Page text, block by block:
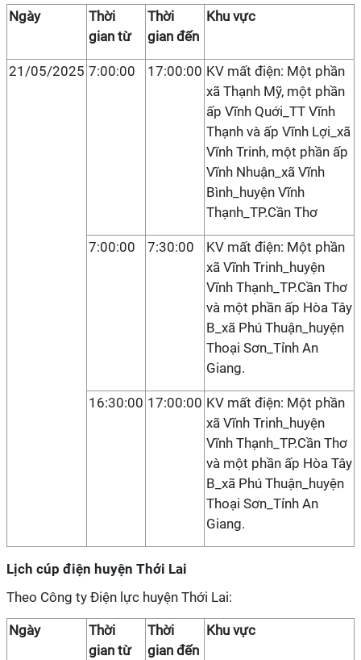
Ngày
Thời
gian từ
Thời
gian đến
Khu vực
21/05/2025 7:00:00 17:00:00 KV mất điện: Một phần
xã Thạnh Mỹ, một phần
ấp Vĩnh Quới_TT Vĩnh
Thạnh và ấp Vĩnh Lợi_xã
Vĩnh Trinh, một phần ấp
Vĩnh Nhuận_xã Vĩnh
Bình_huyện Vĩnh
Thạnh_TP.Cần Thơ
7:00:00 7:30:00
KV mất điện: Một phần
xã Vĩnh Trinh_huyện
Vĩnh Thạnh_TP.Cần Thơ
và một phần ấp Hòa Tây
B_xã Phú Thuận_huyện
Thoại Sơn_Tỉnh An
Giang.
16:30:00 17:00:00 KV mất điện: Một phần
xã Vĩnh Trinh_huyện
Vĩnh Thạnh_TP.Cần Thơ
và một phần ấp Hòa Tây
B_xã Phú Thuận_huyện
Thoại Sơn_Tỉnh An
Giang.
Lịch cúp điện huyện Thới Lai
Theo Công ty Điện lực huyện Thới Lai:
Ngày
Thời
gian từ
Thời
gian đến
Khu vực